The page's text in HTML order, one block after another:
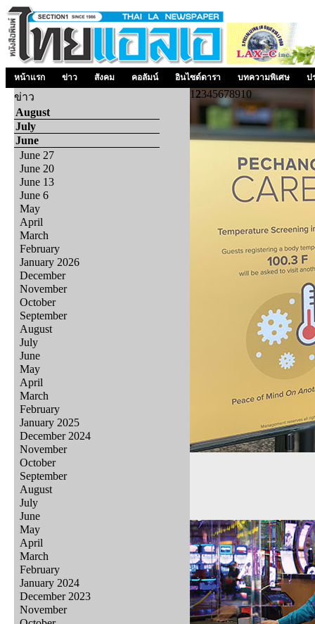
หน้าแรก ข่าว สังคม คอลัมน์ อินไซด์ดารา บทความพิเศษ ป
ข่าว
August
July
June
June 27
June 20
June 13
June 6
May
April
March
February
January 2026
December
November
October
September
August
July
June
May
April
March
February
January 2025
December 2024
November
October
September
August
July
June
May
April
March
February
January 2024
December 2023
November
1 2345678910